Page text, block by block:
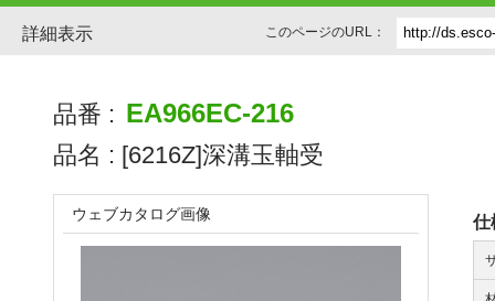
詳細表示 このページのURL：
品番 : EA966EC-216
品名 : [6216Z]深溝玉軸受
仕
ウェブカタログ画像